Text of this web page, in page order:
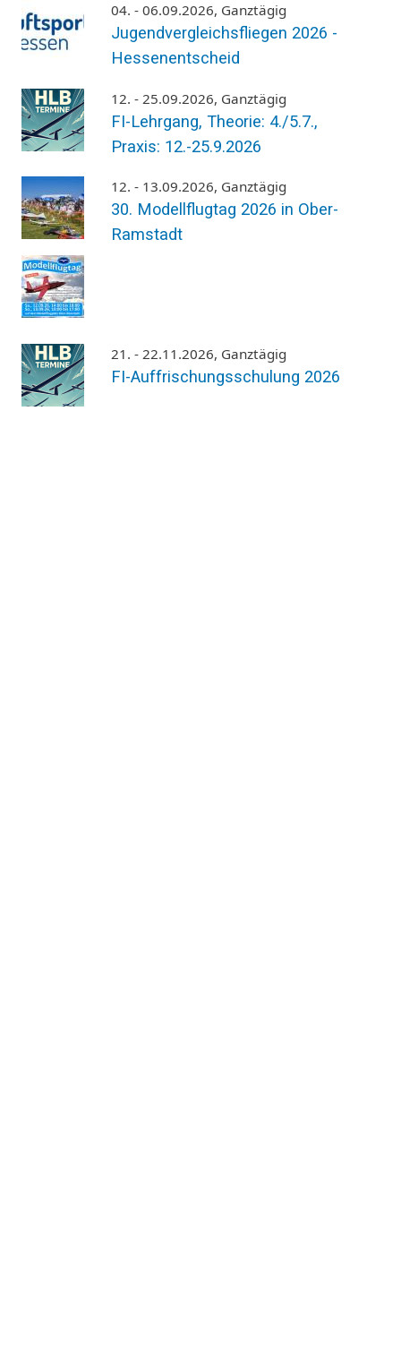
04. - 06.09.2026, Ganztägig
Jugendvergleichsfliegen 2026 -
Hessenentscheid
12. - 25.09.2026, Ganztägig
FI-Lehrgang, Theorie: 4./5.7.,
Praxis: 12.-25.9.2026
12. - 13.09.2026, Ganztägig
30. Modellflugtag 2026 in Ober-
Ramstadt
21. - 22.11.2026, Ganztägig
FI-Auffrischungsschulung 2026